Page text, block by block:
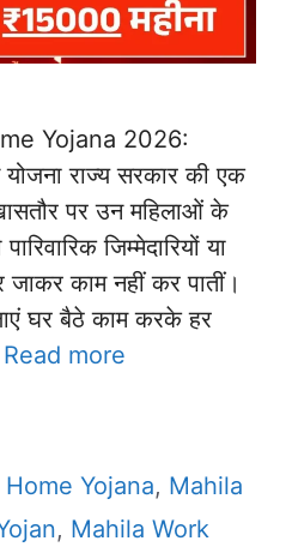
Yojana 2026:
योजना राज्य सरकार की एक
पर उन महिलाओं के
जिम्मेदारियों या
जाकर काम नहीं कर पातीं।
घर बैठे काम करके हर
Read more
Yojana, Mahila
, Mahila Work